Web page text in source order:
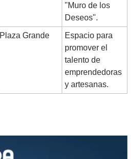
"Muro de los
Deseos".
Plaza Grande
Espacio para
promover el
talento de
emprendedoras
y artesanas.